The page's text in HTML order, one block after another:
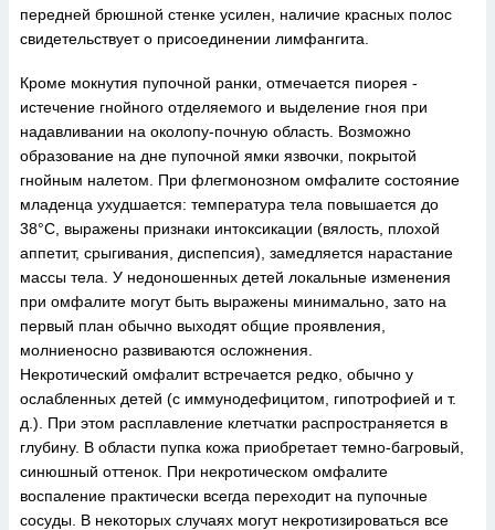
передней брюшной стенке усилен, наличие красных полос
свидетельствует о присоединении лимфангита.
Кроме мокнутия пупочной ранки, отмечается пиорея -
истечение гнойного отделяемого и выделение гноя при
надавливании на околопу-почную область. Возможно
образование на дне пупочной ямки язвочки, покрытой
гнойным налетом. При флегмонозном омфалите состояние
младенца ухудшается: температура тела повышается до
38°С, выражены признаки интоксикации (вялость, плохой
аппетит, срыгивания, диспепсия), замедляется нарастание
массы тела. У недоношенных детей локальные изменения
при омфалите могут быть выражены минимально, зато на
первый план обычно выходят общие проявления,
молниеносно развиваются осложнения.
Некротический омфалит встречается редко, обычно у
ослабленных детей (с иммунодефицитом, гипотрофией и т.
д.). При этом расплавление клетчатки распространяется в
глубину. В области пупка кожа приобретает темно-багровый,
синюшный оттенок. При некротическом омфалите
воспаление практически всегда переходит на пупочные
сосуды. В некоторых случаях могут некротизироваться все